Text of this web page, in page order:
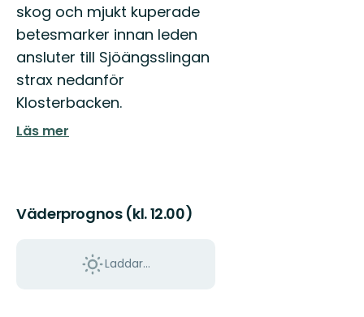
skog och mjukt kuperade
betesmarker innan leden
ansluter till Sjöängsslingan
strax nedanför
Klosterbacken.
Läs mer
Väderprognos (kl. 12.00)
Laddar...